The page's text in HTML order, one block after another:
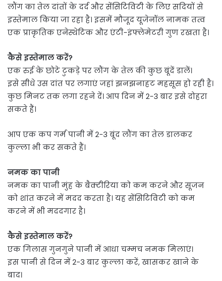
लौंग का तेल दांतों के दर्द और सेंसिटिविटी के लिए सदियों से
इस्तेमाल किया जा रहा है। इसमें मौजूद यूजेनॉल नामक तत्व
एक प्राकृतिक एनेस्थेटिक और एंटी-इंफ्लेमेटरी गुण रखता है।
कैसे इस्तेमाल करें?
एक रुई के छोटे टुकड़े पर लौंग के तेल की कुछ बूंदें डालें।
इसे सीधे उस दांत पर लगाएं जहां झनझनाहट महसूस हो रही है।
कुछ मिनट तक लगा रहने दें। आप दिन में 2-3 बार इसे दोहरा
सकते हैं।
आप एक कप गर्म पानी में 2-3 बूंद लौंग का तेल डालकर
कुल्ला भी कर सकते हैं।
नमक का पानी
नमक का पानी मुंह के बैक्टीरिया को कम करने और सूजन
को शांत करने में मदद करता है। यह सेंसिटिविटी को कम
करने में भी मददगार है।
कैसे इस्तेमाल करें?
एक गिलास गुनगुने पानी में आधा चम्मच नमक मिलाएं।
इस पानी से दिन में 2-3 बार कुल्ला करें, खासकर खाने के
बाद।